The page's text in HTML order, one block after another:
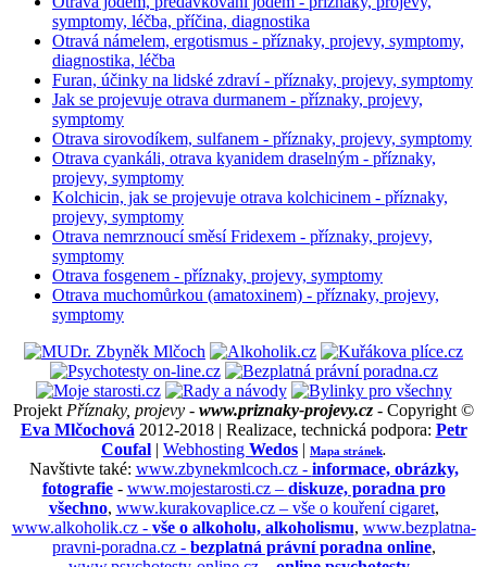
symptomy, léčba, příčina, diagnostika
Otravá námelem, ergotismus - příznaky, projevy, symptomy,
diagnostika, léčba
Furan, účinky na lidské zdraví - příznaky, projevy, symptomy
Jak se projevuje otrava durmanem - příznaky, projevy,
symptomy
Otrava sirovodíkem, sulfanem - příznaky, projevy, symptomy
Otrava cyankáli, otrava kyanidem draselným - příznaky,
projevy, symptomy
Kolchicin, jak se projevuje otrava kolchicinem - příznaky,
projevy, symptomy
Otrava nemrznoucí směsí Fridexem - příznaky, projevy,
symptomy
Otrava fosgenem - příznaky, projevy, symptomy
Otrava muchomůrkou (amatoxinem) - příznaky, projevy,
symptomy
Projekt Příznaky, projevy - www.priznaky-projevy.cz - Copyright ©
Eva Mlčochová 2012-2018 | Realizace, technická podpora: Petr
Coufal | Webhosting Wedos | Mapa stránek.
Navštivte také: www.zbynekmlcoch.cz - informace, obrázky,
fotografie- www.mojestarosti.cz – diskuze, poradna pro
všechno, www.kurakovaplice.cz – vše o kouření cigaret,
www.alkoholik.cz - vše o alkoholu, alkoholismu, www.bezplatna-
pravni-poradna.cz - bezplatná právní poradna online,